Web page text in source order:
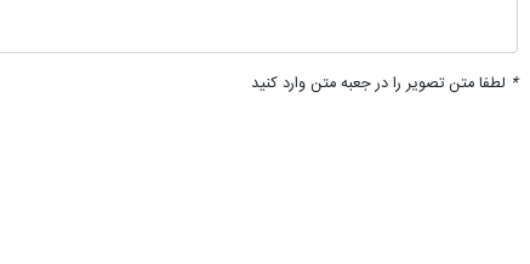
* لطفا متن تصویر را در جعبه متن وارد کنید